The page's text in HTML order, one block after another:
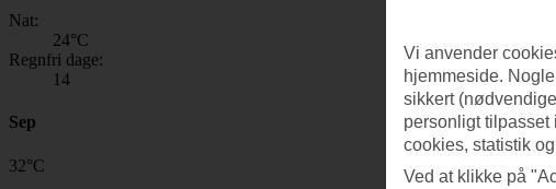
Nat:
24°C
Regnfri dage:
14
Sep
32°C
Vi anvender
hjemmeside.
sikkert
personligt tilpasset
cookies, statistik
Ved at klikke på